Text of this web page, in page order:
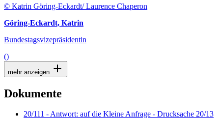
© Katrin Göring-Eckardt/ Laurence Chaperon
Göring-Eckardt, Katrin
Bundestagsvizepräsidentin
()
mehr anzeigen
Dokumente
20/111 - Antwort: auf die Kleine Anfrage - Drucksache 20/13